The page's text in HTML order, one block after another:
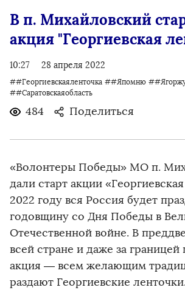
В п. Михайловский
акция "Георгиевская
10:27 28 апреля 2022
##Георгиевскаяленточка ##Япомню
##Саратовскаяобласть
484 Поделиться
«Волонтеры Победы» МО п.
дали старт акции
2022 году вся Россия будет
годовщину со Дня Победы в
Отечественной войне. В
всей стране и даже за границей
акция — всем желающим
раздают Георгиевские